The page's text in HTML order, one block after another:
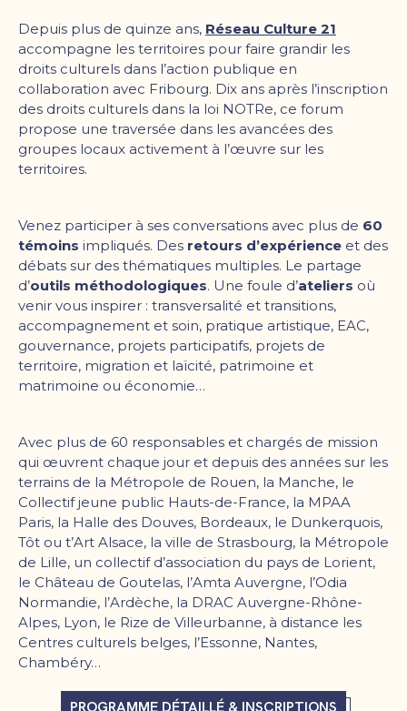
Depuis plus de quinze ans, Réseau Culture 21
accompagne les territoires pour faire grandir les
droits culturels dans l’action publique en
collaboration avec Fribourg. Dix ans après l’inscription
des droits culturels dans la loi NOTRe, ce forum
propose une traversée dans les avancées des
groupes locaux activement à l’œuvre sur les
territoires.
Venez participer à ses conversations avec plus de 60
témoins impliqués. Des retours d’expérience et des
débats sur des thématiques multiples. Le partage
d’outils méthodologiques. Une foule d’ateliers où
venir vous inspirer : transversalité et transitions,
accompagnement et soin, pratique artistique, EAC,
gouvernance, projets participatifs, projets de
territoire, migration et laïcité, patrimoine et
matrimoine ou économie…
Avec plus de 60 responsables et chargés de mission
qui œuvrent chaque jour et depuis des années sur les
terrains de la Métropole de Rouen, la Manche, le
Collectif jeune public Hauts-de-France, la MPAA
Paris, la Halle des Douves, Bordeaux, le Dunkerquois,
Tôt ou t’Art Alsace, la ville de Strasbourg, la Métropole
de Lille, un collectif d’association du pays de Lorient,
le Château de Goutelas, l’Amta Auvergne, l’Odia
Normandie, l’Ardèche, la DRAC Auvergne-Rhône-
Alpes, Lyon, le Rize de Villeurbanne, à distance les
Centres culturels belges, l’Essonne, Nantes,
Chambéry…
PROGRAMME DÉTAILLÉ & INSCRIPTIONS